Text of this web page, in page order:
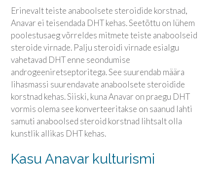
Erinevalt teiste anaboolsete steroidide korstnad,
Anavar ei teisendada DHT kehas. Seetõttu on lühem
poolestusaeg võrreldes mitmete teiste anaboolseid
steroide virnade. Palju steroidi virnade esialgu
vahetavad DHT enne seondumise
androgeeniretseptoritega. See suurendab määra
lihasmassi suurendavate anaboolsete steroidide
korstnad kehas. Siiski, kuna Anavar on praegu DHT
vormis olema see konverteeritakse on saanud lahti
samuti anaboolsed steroid korstnad lihtsalt olla
kunstlik allikas DHT kehas.
Kasu Anavar kulturismi